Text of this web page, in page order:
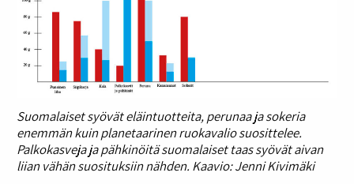
Suomalaiset syövät eläintuotteita, perunaa ja sokeria
enemmän kuin planetaarinen ruokavalio suosittelee.
Palkokasveja ja pähkinöitä suomalaiset taas syövät aivan
liian vähän suosituksiin nähden. Kaavio: Jenni Kivimäki